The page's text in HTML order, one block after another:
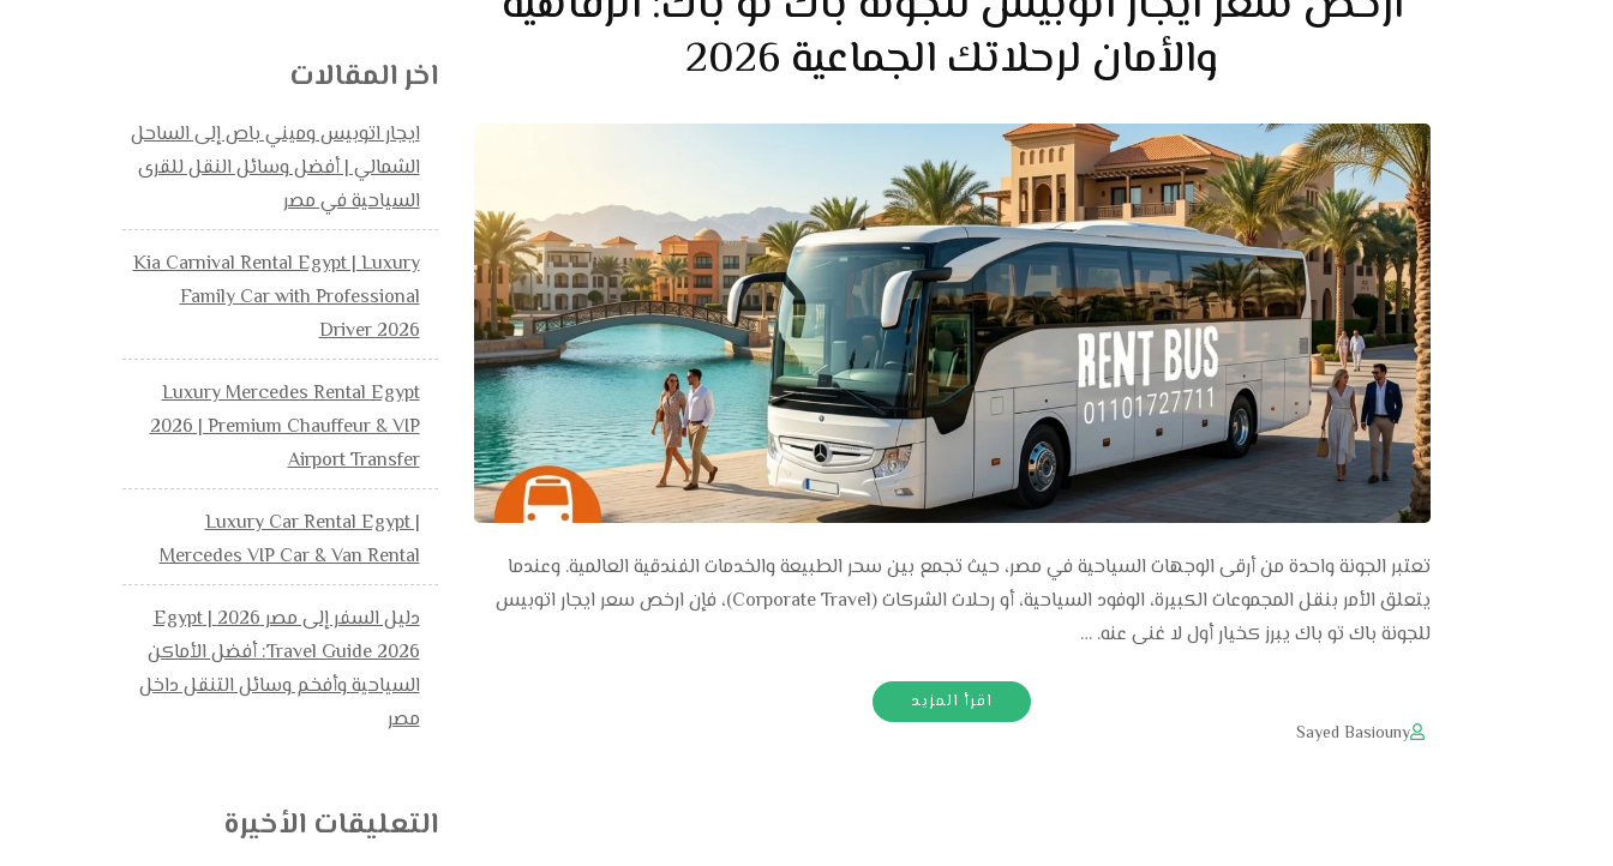
والأمان لرحلاتك الجماعية 2026
تعتبر الجونة واحدة من أرقى الوجهات السياحية في مصر، حيث تجمع بين سحر الطبيعة والخدمات الفندقية العالمية. وعندما
يتعلق الأمر بنقل المجموعات الكبيرة، الوفود السياحية، أو رحلات الشركات (Corporate Travel)، فإن ارخص سعر ايجار اتوبيس
للجونة باك تو باك يبرز كخيار أول لا غنى عنه. …
اقرأ المزيد
Sayed Basiouny
اخر المقالات
ايجار اتوبيس وميني باص إلى الساحل
الشمالي | أفضل وسائل النقل للقرى
السياحية في مصر
Kia Carnival Rental Egypt | Luxury
Family Car with Professional
Driver 2026
Luxury Mercedes Rental Egypt
2026 | Premium Chauffeur & VIP
Airport Transfer
Luxury Car Rental Egypt |
Mercedes VIP Car & Van Rental
دليل السفر إلى مصر 2026 | Egypt
Travel Guide 2026: أفضل الأماكن
السياحية وأفخم وسائل التنقل داخل
مصر
التعليقات الأخيرة